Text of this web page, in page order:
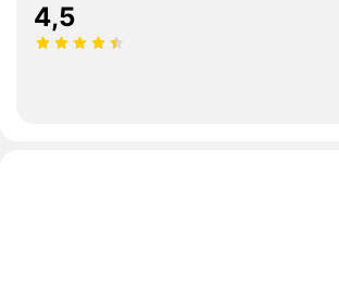
4,5